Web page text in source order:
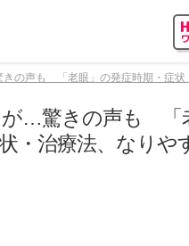
の声も 「老眼」の発症時期・症状
が…驚きの声も 「
・治療法、なりや